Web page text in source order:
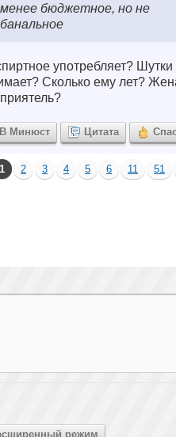
менее бюджетное, но не
банальное
употребляет? Шутки
Сколько ему лет?
В Минюст Цитата
1 2 3 4 5 6 11
51